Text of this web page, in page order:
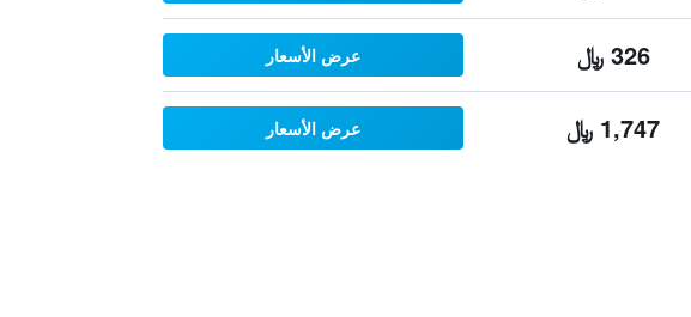
326 ﷼ عرض الأسعار
1,747 ﷼ عرض الأسعار